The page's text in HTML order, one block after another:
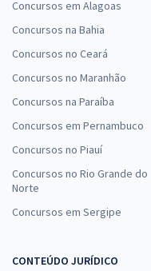
Concursos em Alagoas
Concursos na Bahia
Concursos no Ceará
Concursos no Maranhão
Concursos na Paraíba
Concursos em Pernambuco
Concursos no Piauí
Concursos no Rio Grande do
Norte
Concursos em Sergipe
CONTEÚDO JURÍDICO